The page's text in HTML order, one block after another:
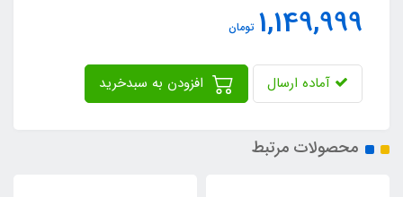
1,149,999 تومان
آماده ارسال
محصولات مرتبط